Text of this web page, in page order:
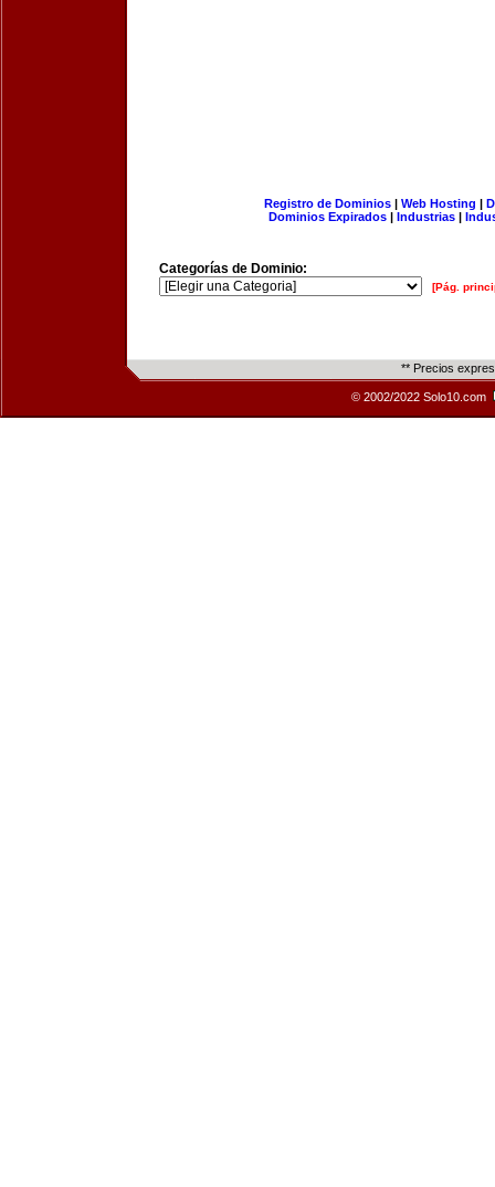
Registro de Dominios| Web Hosting |
Dominios Expirados | Industrias |
Categorías de Dominio:
[Pág.
** Precios
© 2002/2022 Solo10.com